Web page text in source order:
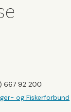
667 92 200
og Fiskerforbund